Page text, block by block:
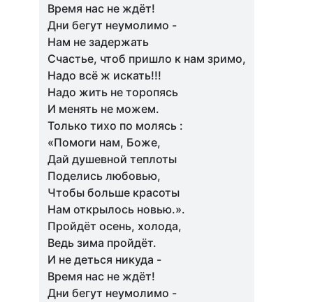
Время нас не ждёт!
Дни бегут неумолимо -
Нам не задержать
Счастье, чтоб пришло к нам зримо,
Надо всё ж искать!!!
Надо жить не торопясь
И менять не можем.
Только тихо по молясь :
«Помоги нам, Боже,
Дай душевной теплоты
Поделись любовью,
Чтобы больше красоты
Нам открылось новью.».
Пройдёт осень, холода,
Ведь зима пройдёт.
И не деться никуда -
Время нас не ждёт!
Дни бегут неумолимо -